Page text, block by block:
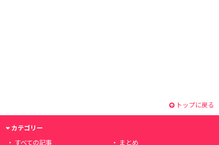
トップに戻る
カテゴリー
すべての記事
まとめ